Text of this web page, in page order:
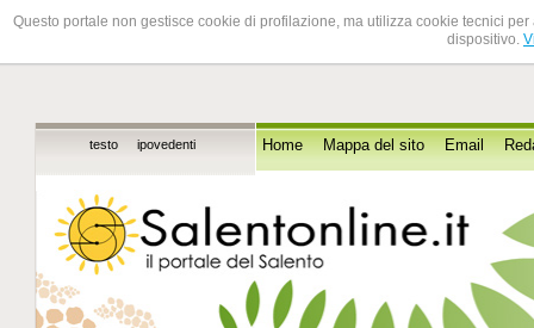
Questo portale non gestisce cookie di profilazione, ma utilizza cookie tecnici
dispositivo.
testo ipovedenti Home Mappa del sito Email